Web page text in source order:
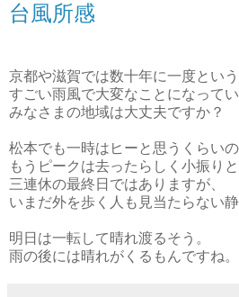
台風所感
京都や滋賀では数十年に一度とい
すごい雨風で大変なことになってい
みなさまの地域は大丈夫ですか？
松本でも一時はヒーと思うくらい
もうピークは去ったらしく小振りと
三連休の最終日ではありますが、
いまだ外を歩く人も見当たらない静
明日は一転して晴れ渡るそう。
雨の後には晴れがくるもんですね